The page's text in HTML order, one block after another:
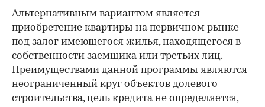
Альтернативным вариантом является
приобретение квартиры на первичном рынке
под залог имеющегося жилья, находящегося в
собственности заемщика или третьих лиц.
Преимуществами данной программы являются
неограниченный круг объектов долевого
строительства, цель кредита не определяется,